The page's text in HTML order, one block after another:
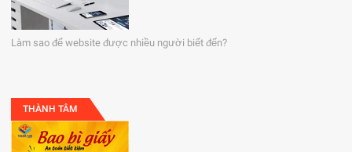
Làm sao để website được nhiều người biết đến?
THÀNH TÂM